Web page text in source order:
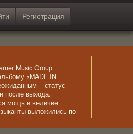
Регистрация
Music Group
«MADE IN
– статус
после выхода.
мощь и величие
выложились по
возможностей.
оригинальные